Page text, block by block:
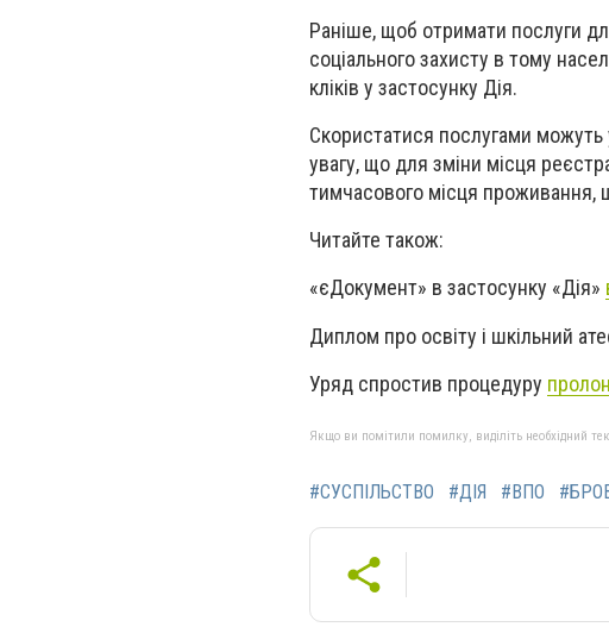
Раніше, щоб отримати послуги
соціального захисту в тому
кліків у застосунку Дія.
Скористатися послугами можуть
увагу, що для зміни місця
тимчасового місця проживання,
Читайте також:
«єДокумент» в застосунку «Дія»
Диплом про освіту і шкільний
Уряд спростив процедуру
Якщо ви помітили помилку, виділіть необхідний
#СУСПІЛЬСТВО #ДІЯ #ВПО